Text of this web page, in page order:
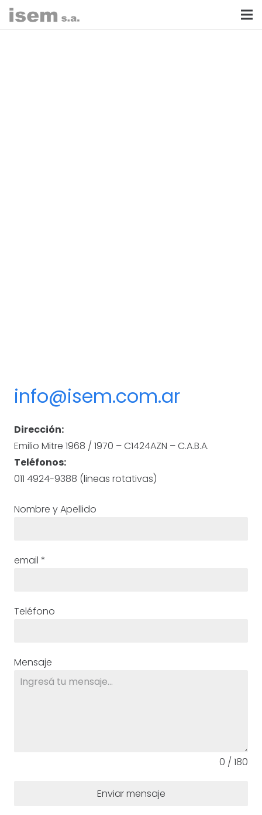
info@isem.com.ar
Dirección:
Emilio Mitre 1968 / 1970 – C1424AZN – C.A.B.A.
Teléfonos:
011 4924-9388 (lineas rotativas)
Nombre y Apellido
email *
Teléfono
Mensaje
0 / 180
Enviar mensaje